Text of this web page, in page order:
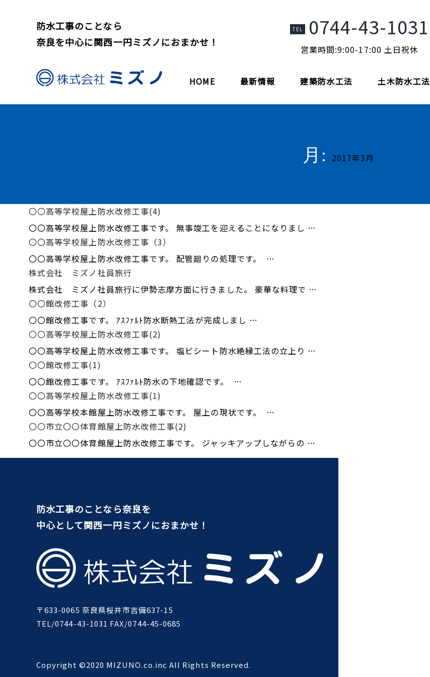
防水工事のことなら
奈良を中心に関西一円ミズノにおまかせ！
TEL 0744-43-1031
営業時間:9:00-17:00 土日祝休
HOME 最新情報 建築防水工法 土木防水工法
月: 2017年3月
〇〇高等学校屋上防水改修工事(4)
〇〇高等学校屋上防水改修工事です。 無事竣工を迎えることになりまし …
〇〇高等学校屋上防水改修工事（3）
〇〇高等学校屋上防水改修工事です。 配管廻りの処理です。 …
株式会社 ミズノ社員旅行
株式会社 ミズノ社員旅行に伊勢志摩方面に行きました。 豪華な料理で …
〇〇館改修工事（2）
〇〇館改修工事です。 ｱｽﾌｧﾙﾄ防水断熱工法が完成しまし …
〇〇高等学校屋上防水改修工事(2)
〇〇高等学校屋上防水改修工事です。 塩ビシート防水絶縁工法の立上り …
〇〇館改修工事(1)
〇〇館改修工事です。 ｱｽﾌｧﾙﾄ防水の下地確認です。 …
〇〇高等学校屋上防水改修工事(1)
〇〇高等学校本館屋上防水改修工事です。 屋上の現状です。 …
〇〇市立〇〇体育館屋上防水改修工事(2)
〇〇市立〇〇体育館屋上防水改修工事です。 ジャッキアップしながらの …
防水工事のことなら奈良を
中心として関西一円ミズノにおまかせ！
〒633-0065 奈良県桜井市吉備637-15
TEL/0744-43-1031 FAX/0744-45-0685
Copyright ©2020 MIZUNO.co.inc All Rights Reserved.